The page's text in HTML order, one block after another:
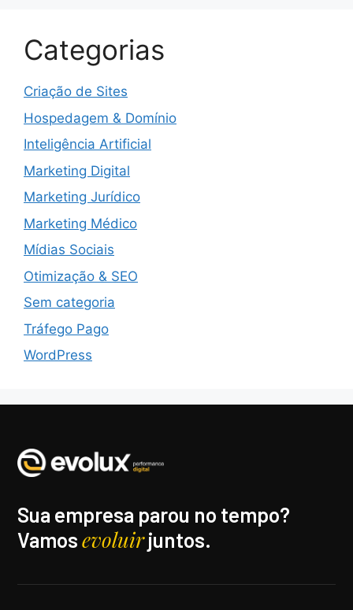
Categorias
Criação de Sites
Hospedagem & Domínio
Inteligência Artificial
Marketing Digital
Marketing Jurídico
Marketing Médico
Mídias Sociais
Otimização & SEO
Sem categoria
Tráfego Pago
WordPress
Sua empresa parou no tempo?
Vamosevoluirjuntos.